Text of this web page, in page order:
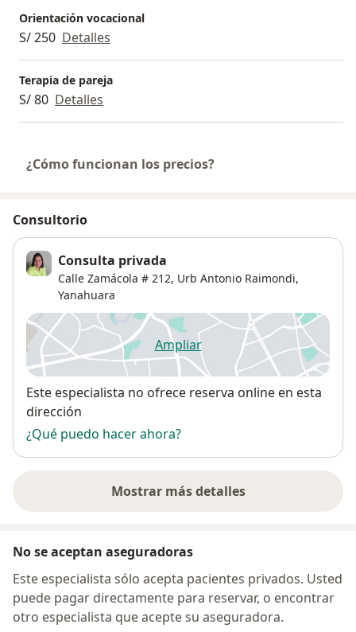
Orientación vocacional
S/ 250 Detalles
Terapia de pareja
S/ 80 Detalles
¿Cómo funcionan los precios?
Consultorio
Consulta privada
Calle Zamácola # 212, Urb Antonio Raimondi,
Yanahuara
Ampliarse abre en una nueva
Disponibilidad
Este especialista no ofrece reserva online en esta
dirección
¿Qué puedo hacer ahora?
Mostrar más detalles
sobre la dirección
No se aceptan aseguradoras
Este especialista sólo acepta pacientes privados. Usted
puede pagar directamente para reservar, o encontrar
otro especialista que acepte su aseguradora.